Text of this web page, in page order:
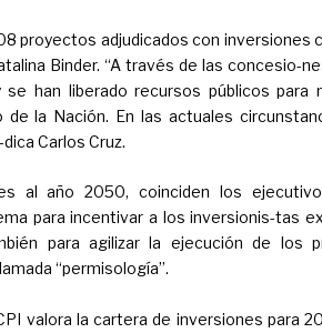
proyectos adjudicados con inversiones
Binder. “A través de las concesio-
se han liberado recursos públicos para
la Nación. En las actuales
Carlos Cruz.
al año 2050, coinciden los
para incentivar a los inversionis-tas
para agilizar la ejecución de los
“permisología”.
valora la cartera de inversiones para